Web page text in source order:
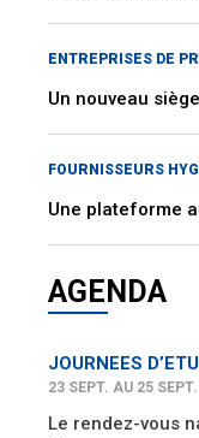
ENTREPRISES DE
Un nouveau
FOURNISSEURS
Une plateforme
AGENDA
JOURNEES
23 SEPT. AU 25
Le rendez-vous